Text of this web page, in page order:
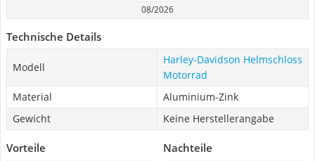
08/2026
Technische Details
Modell
Harley-Davidson Helmschloss
Motorrad
Material
Aluminium-Zink
Gewicht
Keine Herstellerangabe
Vorteile Nachteile